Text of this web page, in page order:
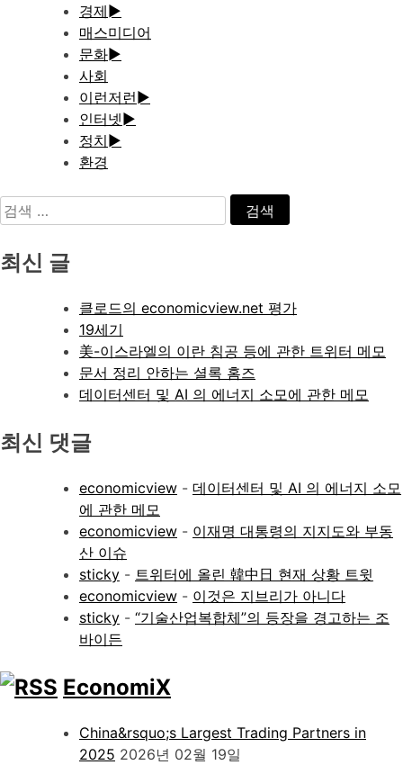
경제►
매스미디어
문화►
사회
이런저런►
인터넷►
정치►
환경
검
색:
최신 글
클로드의 economicview.net 평가
19세기
美-이스라엘의 이란 침공 등에 관한 트위터 메모
문서 정리 안하는 셜록 홈즈
데이터센터 및 AI 의 에너지 소모에 관한 메모
최신 댓글
economicview - 데이터센터 및 AI 의 에너지 소모
에 관한 메모
economicview - 이재명 대통령의 지지도와 부동
산 이슈
sticky - 트위터에 올린 韓中日 현재 상황 트윗
economicview - 이것은 지브리가 아니다
sticky - “기술산업복합체”의 등장을 경고하는 조
바이든
EconomiX
China&rsquo;s Largest Trading Partners in
2025 2026년 02월 19일